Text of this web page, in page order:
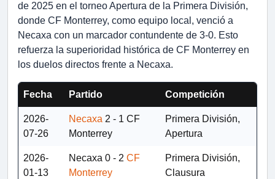
de 2025 en el torneo Apertura de la Primera División,
donde CF Monterrey, como equipo local, venció a
Necaxa con un marcador contundente de 3-0. Esto
refuerza la superioridad histórica de CF Monterrey en
los duelos directos frente a Necaxa.
Fecha Partido Competición
2026-
07-26
Necaxa 2 - 1 CF
Monterrey
Primera División,
Apertura
2026-
01-13
Necaxa 0 - 2 CF
Monterrey
Primera División,
Clausura